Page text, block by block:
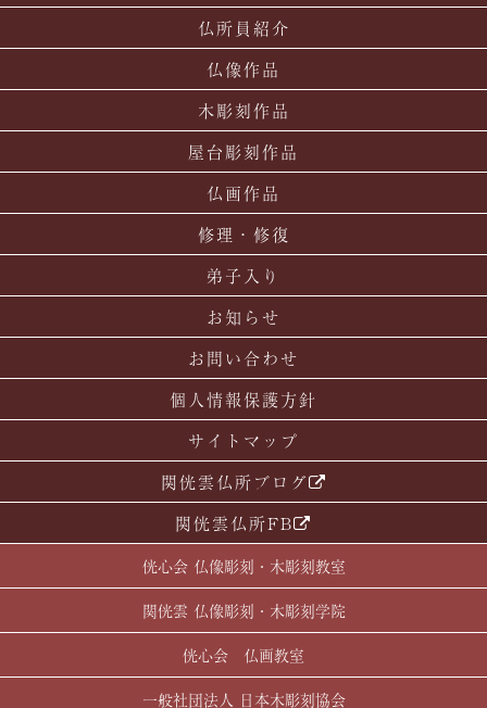
仏所員紹介
仏像作品
木彫刻作品
屋台彫刻作品
仏画作品
修理・修復
弟子入り
お知らせ
お問い合わせ
個人情報保護方針
サイトマップ
関侊雲仏所ブログ
関侊雲仏所FB
侊心会 仏像彫刻・木彫刻教室
関侊雲 仏像彫刻・木彫刻学院
侊心会 仏画教室
一般社団法人 日本木彫刻協会